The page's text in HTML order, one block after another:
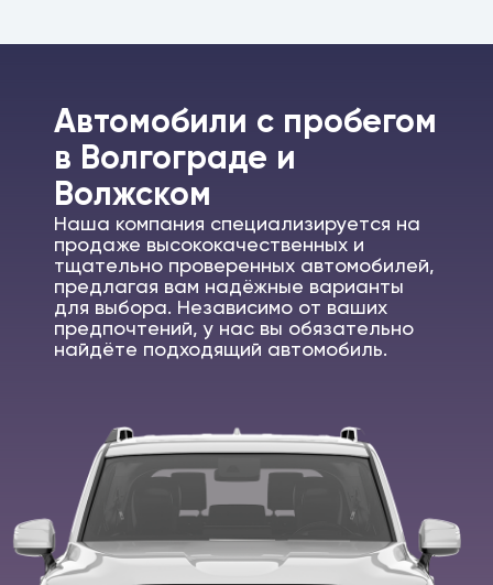
Автомобили c пробегом
в Волгограде и
Волжском
Наша компания специализируется на
продаже высококачественных и
тщательно проверенных автомобилей,
предлагая вам надёжные варианты
для выбора. Независимо от ваших
предпочтений, у нас вы обязательно
найдёте подходящий автомобиль.